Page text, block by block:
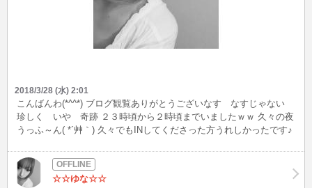
2018/3/28 (水) 2:01
こんばんわ(*^^*) ブログ観覧ありがとうございなす なすじゃない
珍しく いや 奇跡 ２３時頃から２時頃までいましたｗｗ 久々の夜
うっふ～ん( *´艸｀) 久々でもINしてくださった方うれしかったです♪
がすいたのでバナナでもたべようかな(*´Д｀) てへ おやすみなさい♪
☆☆ゆな☆☆